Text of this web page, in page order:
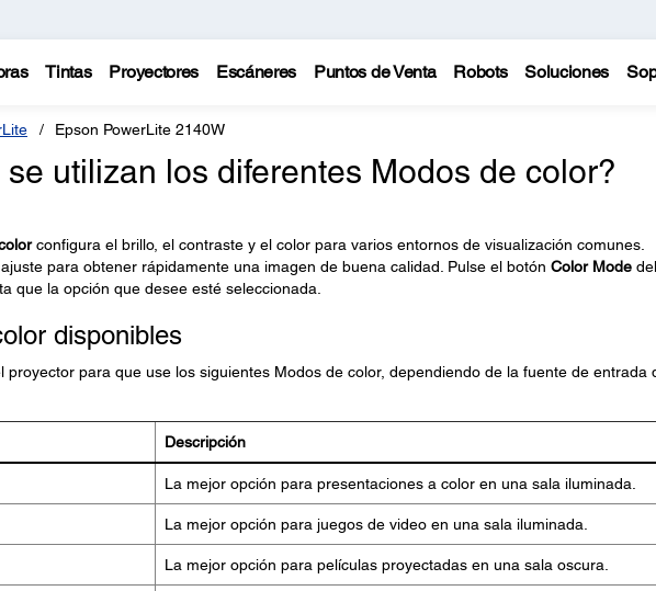
Tintas Proyectores Escáneres Puntos de Venta Robots Soluciones
Epson PowerLite 2140W
utilizan los diferentes Modos de color?
configura el brillo, el contraste y el color para varios entornos de visualización comunes.
para obtener rápidamente una imagen de buena calidad. Pulse el botón Color Modedel
que la opción que desee esté seleccionada.
disponibles
proyector para que use los siguientes Modos de color, dependiendo de la fuente de entrada
Descripción
La mejor opción para presentaciones a color en una sala iluminada.
La mejor opción para juegos de video en una sala iluminada.
La mejor opción para películas proyectadas en una sala oscura.